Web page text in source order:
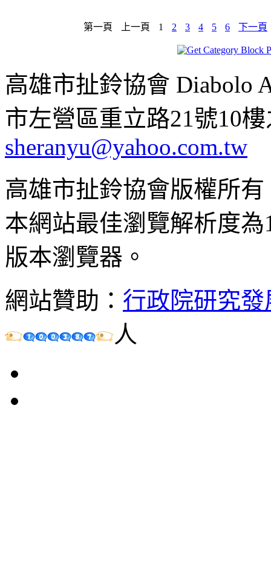
第一頁 上一頁 1 2 3 4 5 6 下一頁
高雄市扯鈴協會 Diabolo
市左營區重立路21號10
sheranyu@yahoo.com.tw
高雄市扯鈴協會版權所
本網站最佳瀏覽解析度
版本瀏覽器。
網站贊助： 行政院研究
人